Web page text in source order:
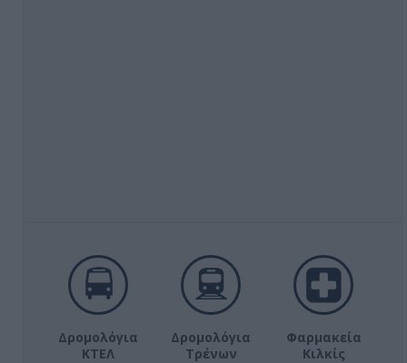
Δρομολόγια
ΚΤΕΛ
Δρομολόγια
Τρένων
Φαρμακεία
Κιλκίς